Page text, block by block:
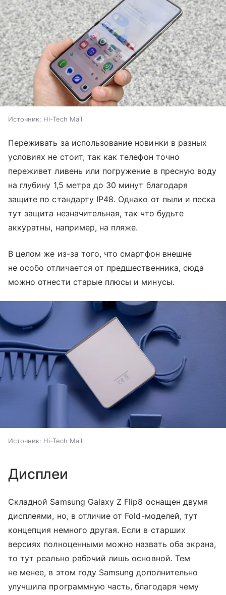
Источник: Hi-Tech Mail
Переживать за использование новинки в разных
условиях не стоит, так как телефон точно
переживет ливень или погружение в пресную воду
на глубину 1,5 метра до 30 минут благодаря
защите по стандарту IP48. Однако от пыли и песка
тут защита незначительная, так что будьте
аккуратны, например, на пляже.
В целом же из-за того, что смартфон внешне
не особо отличается от предшественника, сюда
можно отнести старые плюсы и минусы.
Источник: Hi-Tech Mail
Дисплеи
Складной Samsung Galaxy Z Flip8 оснащен двумя
дисплеями, но, в отличие от Fold-моделей, тут
концепция немного другая. Если в старших
версиях полноценными можно назвать оба экрана,
то тут реально рабочий лишь основной. Тем
не менее, в этом году Samsung дополнительно
улучшила программную часть, благодаря чему